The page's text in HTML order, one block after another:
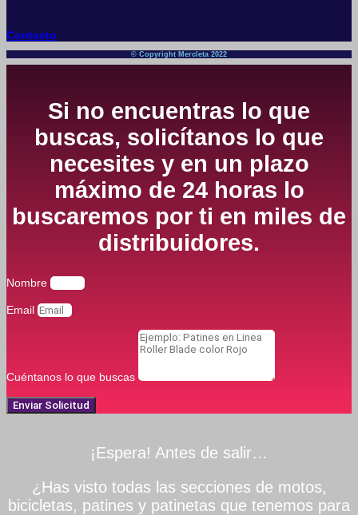
Contacto
© Copyright Mercleta 2022
Si no encuentras lo que
buscas, solicítanos lo que
necesites y en un plazo
máximo de 24 horas lo
buscaremos por ti en miles de
distribuidores.
Nombre
Email
Cuéntanos lo que buscas
Enviar Solicitud
¡Espera! Antes de salir…
¿Has visto todas las secciones de motos,
bicicletas, patines y patinetas que tenemos para